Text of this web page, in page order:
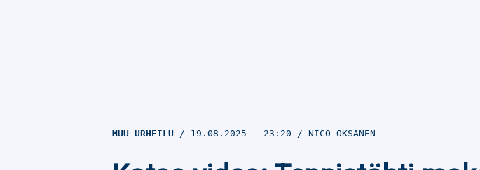
MUU URHEILU 19.08.2025 - 23:20 NICO OKSANEN